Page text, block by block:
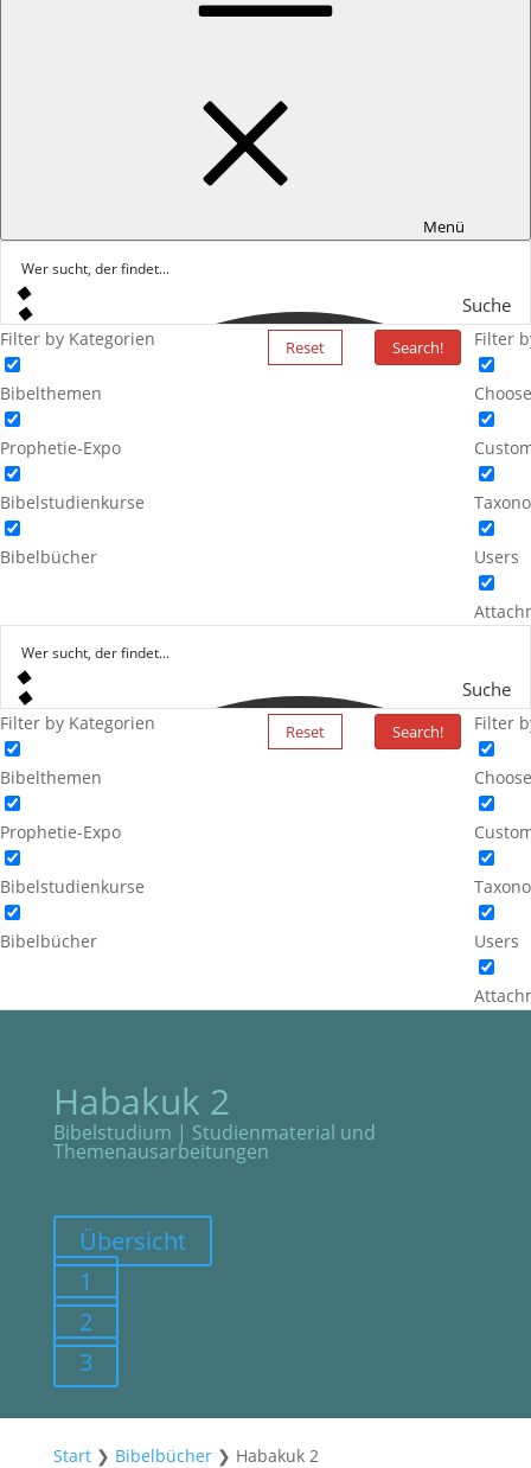
Menü
Suche
Filter by Kategorien
Bibelthemen
Prophetie-Expo
Bibelstudienkurse
Bibelbücher
Reset Search! Filter
Users
Suche
Filter by Kategorien
Bibelthemen
Prophetie-Expo
Bibelstudienkurse
Bibelbücher
Reset Search! Filter
Users
Habakuk 2
Bibelstudium | Studienmaterial und
Themenausarbeitungen
Übersicht
1
2
3
Start❯ Bibelbücher❯ Habakuk 2